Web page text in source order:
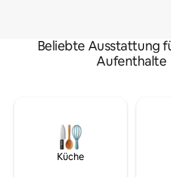
Beliebte Ausstattung
Aufenthalte
Küche